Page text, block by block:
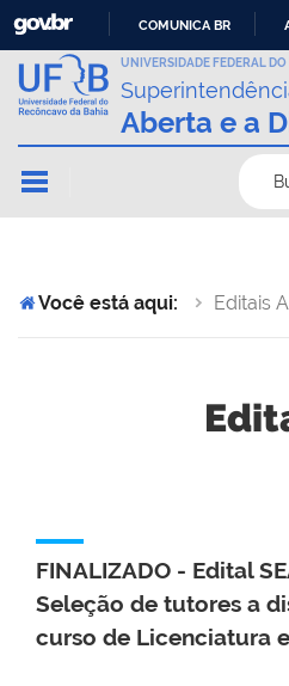
IR
O
COMUNICA BR
UNIVERSIDADE FEDERAL
Aberta e a
Você está aqui: Editais
FINALIZADO - Edital
Seleção de tutores a
curso de Licenciatura